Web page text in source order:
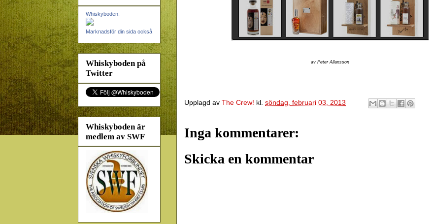
av Peter Allansson
Upplagd av The Crew! kl. söndag, februari 03, 2013
Inga kommentarer:
Skicka en kommentar
Whiskyboden.
Marknadsför din sida också
Whiskyboden på
Twitter
Whiskyboden är
medlem av SWF